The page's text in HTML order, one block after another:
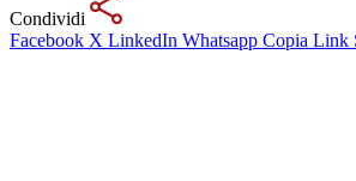
Condividi
Facebook X LinkedIn Whatsapp Copia Link